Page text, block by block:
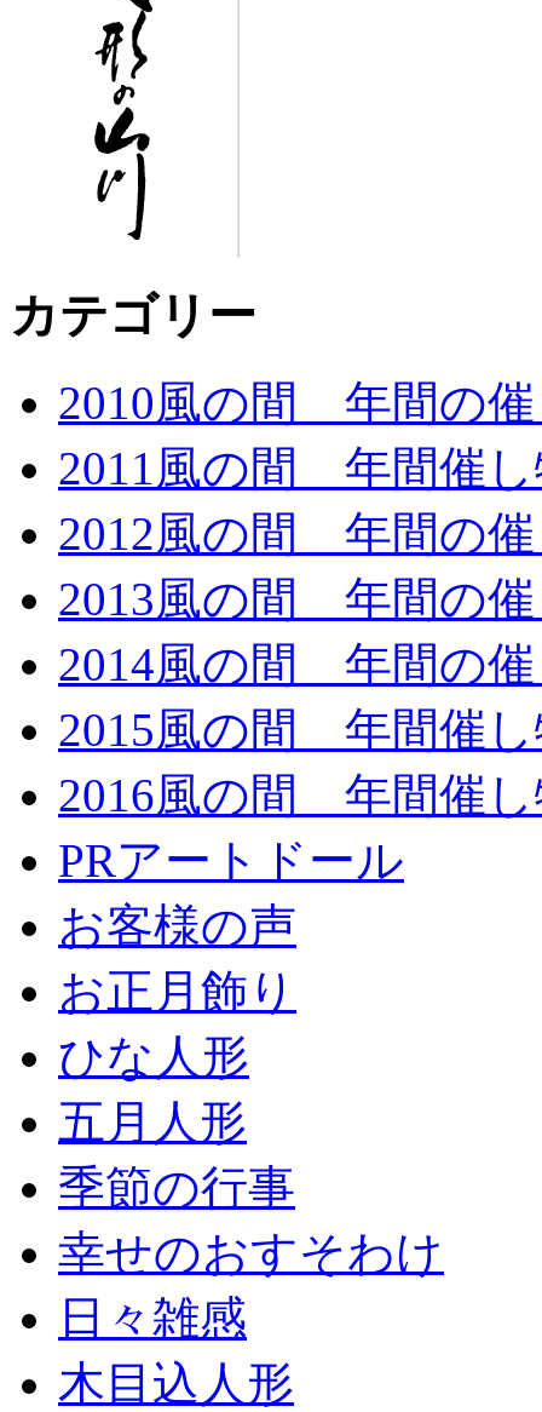
カテゴリー
2010風の間 年間の
2011風の間 年間催
2012風の間 年間の
2013風の間 年間の
2014風の間 年間の
2015風の間 年間催
2016風の間 年間催
PRアートドール
お客様の声
お正月飾り
ひな人形
五月人形
季節の行事
幸せのおすそわけ
日々雑感
木目込人形